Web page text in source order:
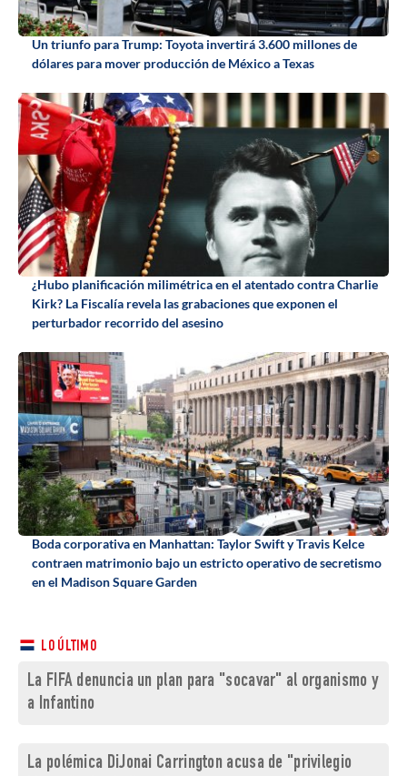
Un triunfo para Trump: Toyota invertirá 3.600 millones de
dólares para mover producción de México a Texas
¿Hubo planificación milimétrica en el atentado contra Charlie
Kirk? La Fiscalía revela las grabaciones que exponen el
perturbador recorrido del asesino
Boda corporativa en Manhattan: Taylor Swift y Travis Kelce
contraen matrimonio bajo un estricto operativo de secretismo
en el Madison Square Garden
LO ÚLTIMO
La FIFA denuncia un plan para "socavar" al organismo y
a Infantino
La polémica DiJonai Carrington acusa de "privilegio